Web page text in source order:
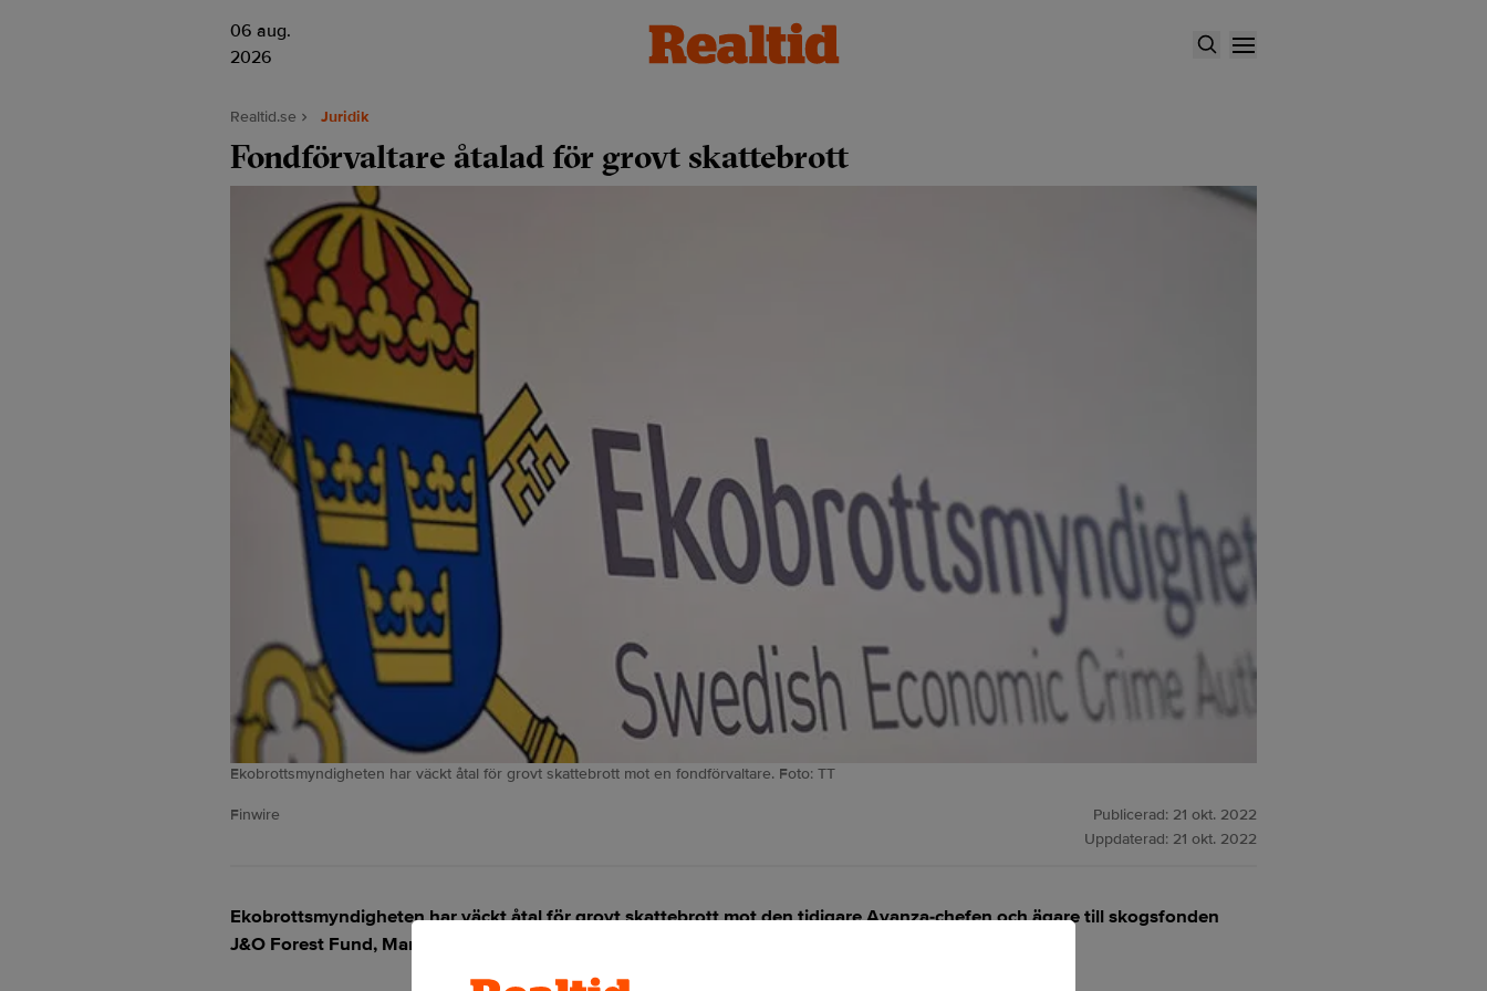
06 aug.
2026
Realtid.se Juridik
Fondförvaltare åtalad för grovt skattebrott
Ekobrottsmyndigheten har väckt åtal för grovt skattebrott mot en fondförvaltare. Foto: TT
Finwire Publicerad: 21 okt. 2022
Uppdaterad: 21 okt. 2022
Ekobrottsmyndigheten har väckt åtal för grovt skattebrott mot den tidigare Avanza-chefen och ägare till skogsfonden
J&O Forest Fund, Marcus Jibréus.
ANNONS